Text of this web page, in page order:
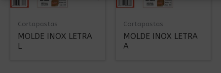
Cortapastas
MOLDE INOX LETRA
L
Cortapastas
MOLDE INOX LETRA
A